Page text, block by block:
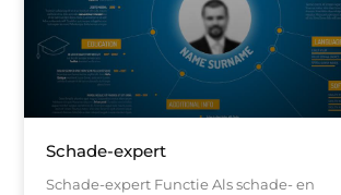
Schade-expert
Schade-expert Functie Als schade- en